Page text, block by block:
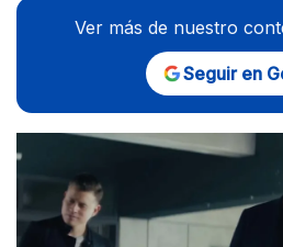
Ver más de nuestro
Seguir en